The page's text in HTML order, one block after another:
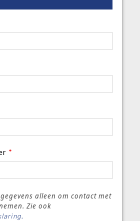
*
alleen om contact met
Zie ook